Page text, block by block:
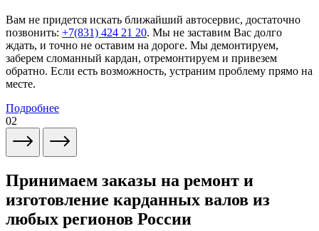
Вам не придется искать ближайший автосервис, достаточно
позвонить: +7(831) 424 21 20. Мы не заставим Вас долго
ждать, и точно не оставим на дороге. Мы демонтируем,
заберем сломанный кардан, отремонтируем и привезем
обратно. Если есть возможность, устраним проблему прямо на
месте.
Подробнее
02
Принимаем заказы на ремонт и
изготовление карданных валов из
любых регионов России